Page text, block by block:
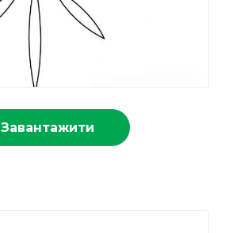
Завантажити